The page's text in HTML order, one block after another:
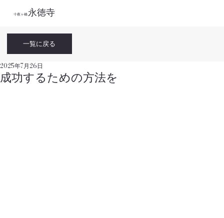
​十夜ヶ橋 永徳寺
一覧に戻る
成功するための方法を
2025年7月26日